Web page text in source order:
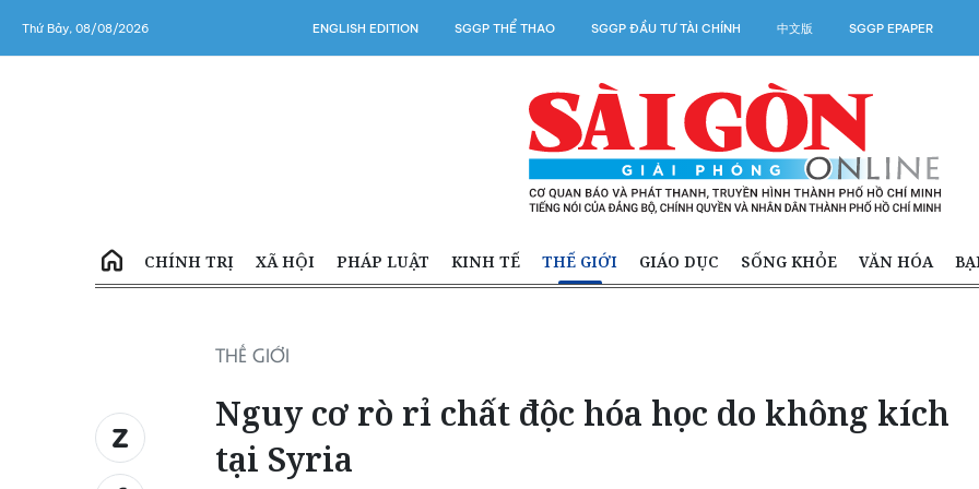
Thứ Bảy, 08/08/2026 ENGLISH EDITION SGGP THỂ THAO SGGP ĐẦU TƯ TÀI CHÍNH 中文版 SGGP EPAPER
CHÍNH TRỊ XÃ HỘI PHÁP LUẬT KINH TẾ THẾ GIỚI GIÁO DỤC SỐNG KHỎE VĂN HÓA
THẾ GIỚI
Nguy cơ rò rỉ chất độc hóa học do không kích
tại Syria